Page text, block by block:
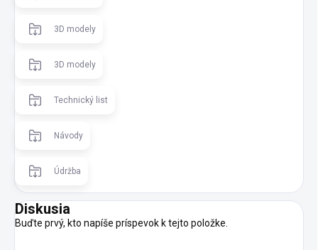
3D modely
3D modely
Technický list
Návody
Údržba
Diskusia
Buďte prvý, kto napíše príspevok k tejto položke.